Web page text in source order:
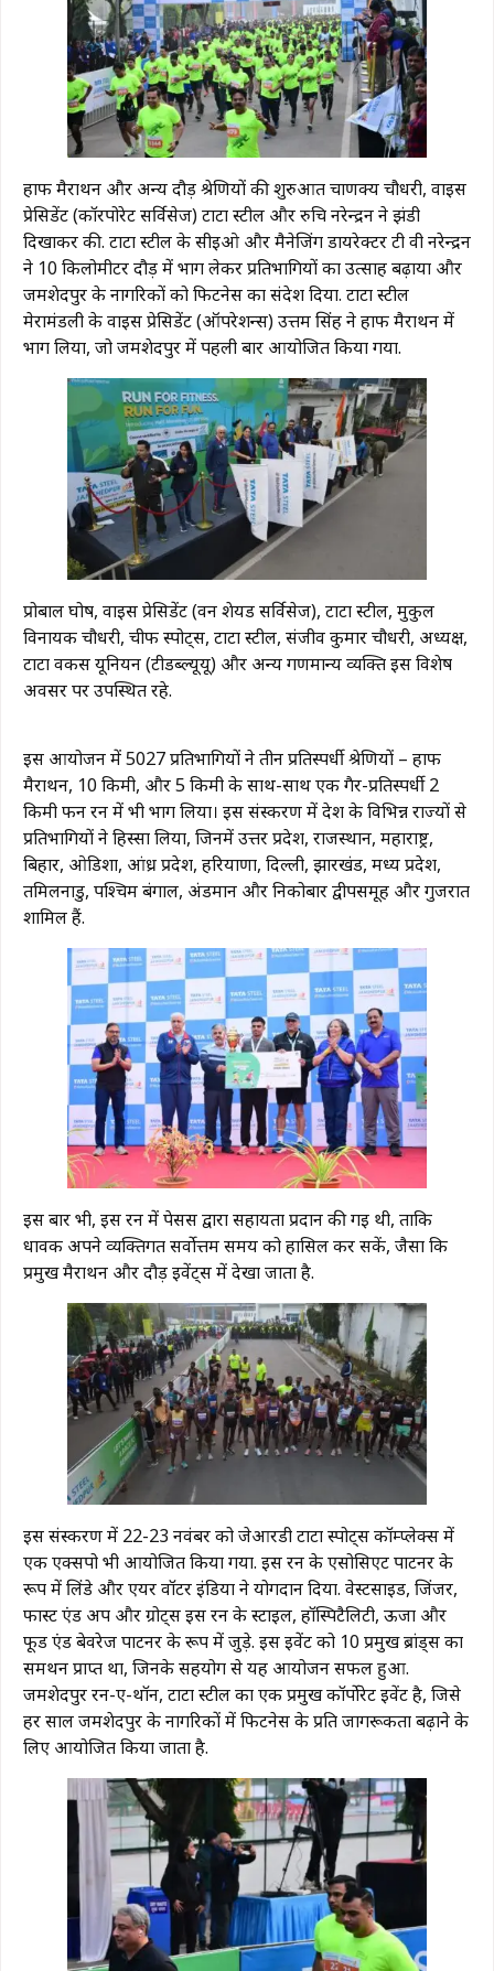
हाफ मैराथन और अन्य दौड़ श्रेणियों की शुरुआत चाणक्य चौधरी, वाइस
प्रेसिडेंट (कॉरपोरेट सर्विसेज) टाटा स्टील और रुचि नरेन्द्रन ने झंडी
दिखाकर की. टाटा स्टील के सीईओ और मैनेजिंग डायरेक्टर टी वी नरेन्द्रन
ने 10 किलोमीटर दौड़ में भाग लेकर प्रतिभागियों का उत्साह बढ़ाया और
जमशेदपुर के नागरिकों को फिटनेस का संदेश दिया. टाटा स्टील
मेरामंडली के वाइस प्रेसिडेंट (ऑपरेशन्स) उत्तम सिंह ने हाफ मैराथन में
भाग लिया, जो जमशेदपुर में पहली बार आयोजित किया गया.
प्रोबाल घोष, वाइस प्रेसिडेंट (वन शेयर्ड सर्विसेज), टाटा स्टील, मुकुल
विनायक चौधरी, चीफ स्पोर्ट्स, टाटा स्टील, संजीव कुमार चौधरी, अध्यक्ष,
टाटा वर्कर्स यूनियन (टीडब्ल्यूयू) और अन्य गणमान्य व्यक्ति इस विशेष
अवसर पर उपस्थित रहे.
इस आयोजन में 5027 प्रतिभागियों ने तीन प्रतिस्पर्धी श्रेणियों – हाफ
मैराथन, 10 किमी, और 5 किमी के साथ-साथ एक गैर-प्रतिस्पर्धी 2
किमी फन रन में भी भाग लिया। इस संस्करण में देश के विभिन्न राज्यों से
प्रतिभागियों ने हिस्सा लिया, जिनमें उत्तर प्रदेश, राजस्थान, महाराष्ट्र,
बिहार, ओडिशा, आंध्र प्रदेश, हरियाणा, दिल्ली, झारखंड, मध्य प्रदेश,
तमिलनाडु, पश्चिम बंगाल, अंडमान और निकोबार द्वीपसमूह और गुजरात
शामिल हैं.
इस बार भी, इस रन में पेसर्स द्वारा सहायता प्रदान की गई थी, ताकि
धावक अपने व्यक्तिगत सर्वोत्तम समय को हासिल कर सकें, जैसा कि
प्रमुख मैराथन और दौड़ इवेंट्स में देखा जाता है.
इस संस्करण में 22-23 नवंबर को जेआरडी टाटा स्पोर्ट्स कॉम्प्लेक्स में
एक एक्सपो भी आयोजित किया गया. इस रन के एसोसिएट पार्टनर के
रूप में लिंडे और एयर वॉटर इंडिया ने योगदान दिया. वेस्टसाइड, जिंजर,
फास्ट एंड अप और ग्रोट्स इस रन के स्टाइल, हॉस्पिटैलिटी, ऊर्जा और
फूड एंड बेवरेज पार्टनर के रूप में जुड़े. इस इवेंट को 10 प्रमुख ब्रांड्स का
समर्थन प्राप्त था, जिनके सहयोग से यह आयोजन सफल हुआ.
जमशेदपुर रन-ए-थॉन, टाटा स्टील का एक प्रमुख कॉर्पोरेट इवेंट है, जिसे
हर साल जमशेदपुर के नागरिकों में फिटनेस के प्रति जागरूकता बढ़ाने के
लिए आयोजित किया जाता है.